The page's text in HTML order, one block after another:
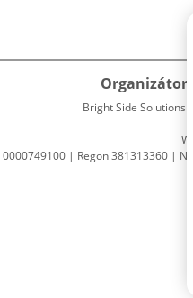
Organizátor
Bright Side Solutions
0000749100 | Regon 381313360 |